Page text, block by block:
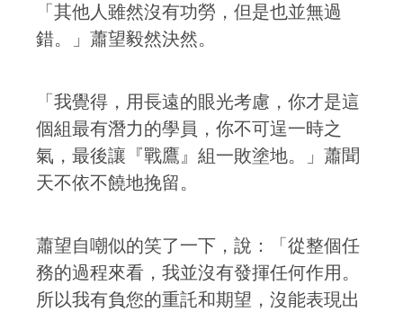
「其他人雖然沒有功勞，但是也並無過
錯。」蕭望毅然決然。
「我覺得，用長遠的眼光考慮，你才是這
個組最有潛力的學員，你不可逞一時之
氣，最後讓『戰鷹』組一敗塗地。」蕭聞
天不依不饒地挽留。
蕭望自嘲似的笑了一下，說：「從整個任
務的過程來看，我並沒有發揮任何作用。
所以我有負您的重託和期望，沒能表現出